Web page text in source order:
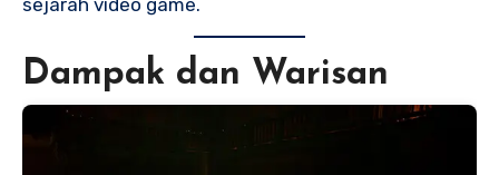
Dampak dan Warisan